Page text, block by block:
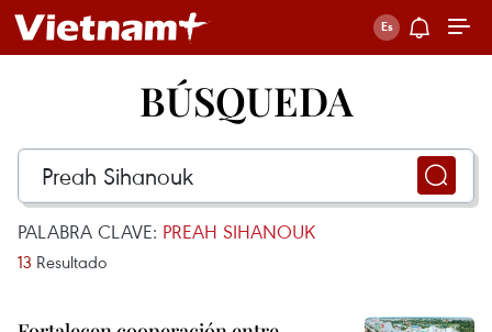
BÚSQUEDA
PALABRA CLAVE: PREAH SIHANOUK
13 Resultado